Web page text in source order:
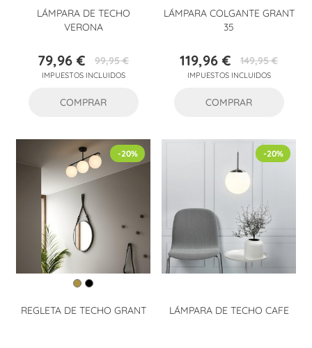
LÁMPARA DE TECHO
VERONA
Precio
79,96 €Precio
base
99,95 €
IMPUESTOS INCLUIDOS
COMPRAR
LÁMPARA COLGANTE GRANT
35
Precio
119,96 €Precio
base
149,95 €
IMPUESTOS INCLUIDOS
COMPRAR
REGLETA DE TECHO GRANT
-20%
LÁMPARA DE TECHO CAFE
-20%